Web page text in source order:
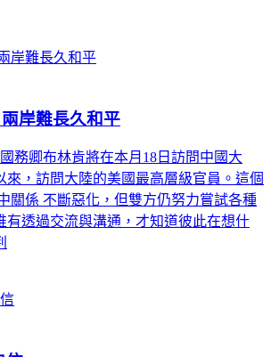
岸難長久和平
務卿布林肯將在本月18日訪問中國大
來，訪問大陸的美國最高層級官員。這個
關係 不斷惡化，但雙方仍努力嘗試各種
有透過交流與溝通，才知道彼此在想什